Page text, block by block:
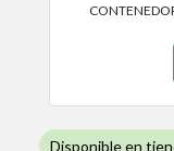
Disponible en